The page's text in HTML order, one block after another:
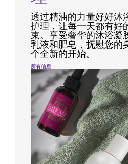
透过精油的力量好好沐
护理，让每一天都有好
束。享受奢华的沐浴凝
乳液和肥皂，抚慰您的
个全新的开始。
所有信息